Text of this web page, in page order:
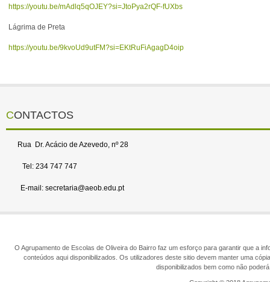
https://youtu.be/mAdlq5qOJEY?si=JtoPya2rQF-fUXbs
Lágrima de Preta
https://youtu.be/9kvoUd9utFM?si=EKtRuFiAgagD4oip
CONTACTOS
Rua Dr. Acácio de Azevedo, nº 28
Tel: 234 747 747
E-mail: secretaria@aeob.edu.pt
O Agrupamento de Escolas de Oliveira do Bairro faz um esforço para garantir que a
conteúdos aqui disponibilizados. Os utilizadores deste sitio devem manter uma
disponibilizados bem como não